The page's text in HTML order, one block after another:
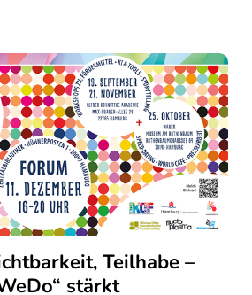
Teilhabe –
stärkt